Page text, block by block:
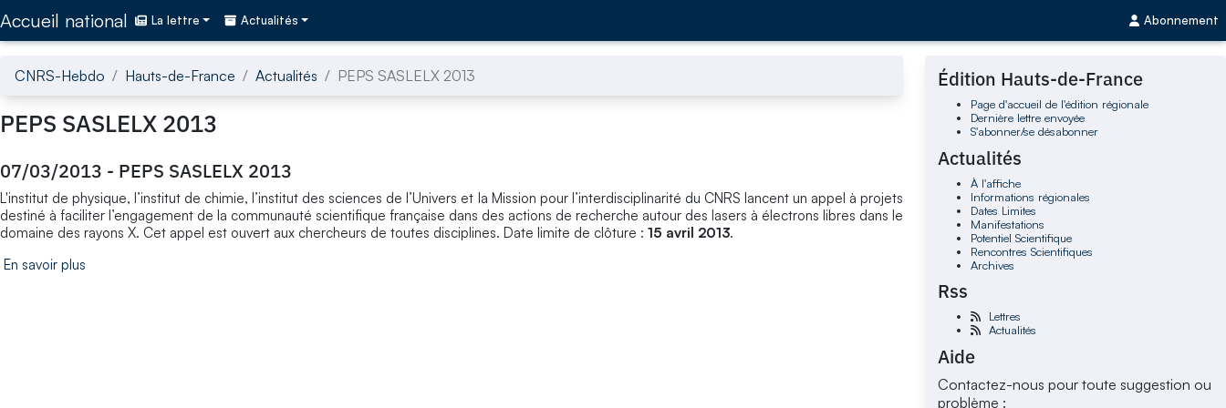
Accueil national La lettre Actualités Abonnement
CNRS-Hebdo Hauts-de-France Actualités PEPS SASLELX 2013
PEPS SASLELX 2013
07/03/2013 - PEPS SASLELX 2013
L'institut de physique, l’institut de chimie, l’institut des sciences de l’Univers et la Mission pour l’interdisciplinarité du CNRS lancent un appel à projets
destiné à faciliter l’engagement de la communauté scientifique française dans des actions de recherche autour des lasers à électrons libres dans le
domaine des rayons X. Cet appel est ouvert aux chercheurs de toutes disciplines. Date limite de clôture : 15 avril 2013.
En savoir plus
Édition Hauts-de-France
Page d'accueil de l'édition régionale
Dernière lettre envoyée
S'abonner/se désabonner
Actualités
À l'affiche
Informations régionales
Dates Limites
Manifestations
Potentiel Scientifique
Rencontres Scientifiques
Archives
Rss
Lettres
Actualités
Aide
Contactez-nous pour toute suggestion ou
problème :